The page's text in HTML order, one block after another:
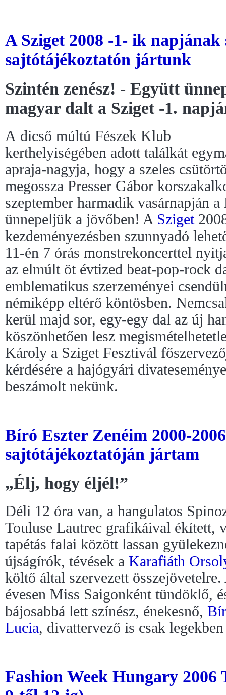
A Sziget 2008 -1- ik napjának
sajtótájékoztatón jártunk
Szintén zenész! - Együtt
magyar dalt a Sziget -1.
A dicső múltú Fészek Klub
kerthelyiségében adott találkát
apraja-nagyja, hogy a szeles
megossza Presser Gábor
szeptember harmadik vasárnapján
ünnepeljük a jövőben! A Sziget
kezdeményezésben szunnyadó
11-én 7 órás monstrekoncerttel
az elmúlt öt évtized beat-pop-rock
emblematikus szerzeményei
némiképp eltérő köntösben.
kerül majd sor, egy-egy dal az új
köszönhetően lesz
Károly a Sziget Fesztivál
kérdésére a hajógyári
beszámolt nekünk.
Bíró Eszter Zenéim 2000-
sajtótájékoztatóján jártam
„Élj, hogy éljél!”
Déli 12 óra van, a hangulatos
Touluse Lautrec grafikáival ékített,
tapétás falai között lassan
újságírók, tévések a Karafiáth
költő által szervezett
évesen Miss Saigonként tündöklő,
bájosabbá lett színész, énekesnő,
Lucia, divattervező is csak
Fashion Week Hungary 2006